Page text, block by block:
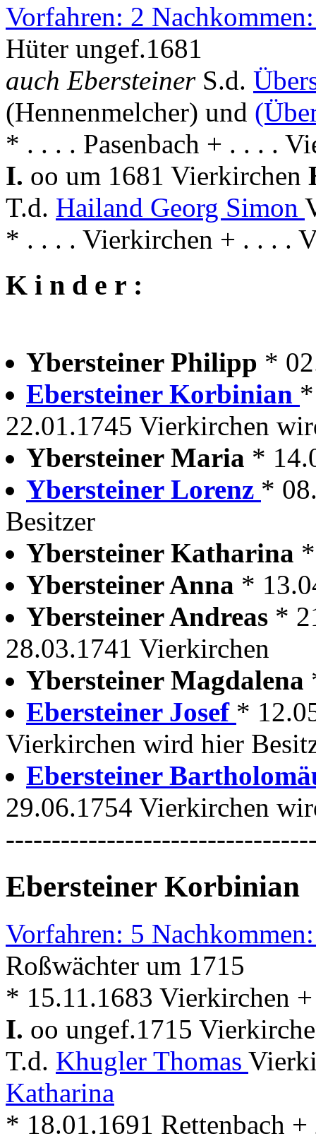
Vorfahren: 2
Hüter ungef.1681
auch Ebersteiner S.d.
(Hennenmelcher) und
* . . . . Pasenbach + . . . .
I. oo um 1681 Vierkirchen
T.d. Hailand Georg Simon
* . . . . Vierkirchen + . . . .
K i n d e r :
Ybersteiner Philipp *
Ebersteiner Korbinian
22.01.1745 Vierkirchen
Ybersteiner Maria *
Ybersteiner Lorenz *
Besitzer
Ybersteiner Katharina
Ybersteiner Anna *
Ybersteiner Andreas *
28.03.1741 Vierkirchen
Ybersteiner Magdalena
Ebersteiner Josef *
Vierkirchen wird hier
Ebersteiner
29.06.1754 Vierkirchen
Ebersteiner Korbinian
Vorfahren: 5
Roßwächter um 1715
* 15.11.1683 Vierkirchen
I. oo ungef.1715
T.d. Khugler Thomas
Katharina
* 18.01.1691 Rettenbach